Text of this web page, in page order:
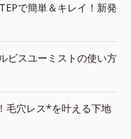
で簡単＆キレイ！新発
ビスユーミストの使い方
毛穴レス*を叶える下地